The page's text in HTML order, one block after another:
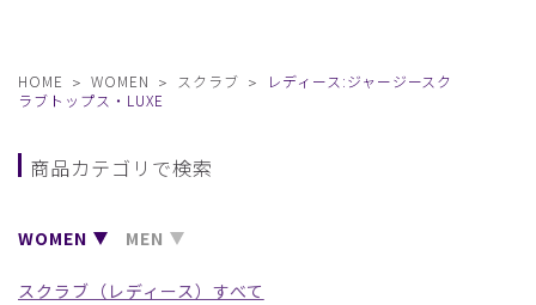
HOME WOMEN スクラブ
レディース:ジャージースク
ラブトップス・LUXE
商品カテゴリで検索
WOMEN MEN
スクラブ（レディース）すべて